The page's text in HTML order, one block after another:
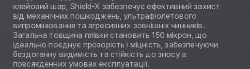
клейовий шар, Shield-X забезпечує ефективний захист
від механічних пошкоджень, ультрафіолетового
випромінювання та агресивних зовнішніх чинників.
Загальна товщина плівки становить 150 мікрон, що
ідеально поєднує прозорість і міцність, забезпечуючи
бездоганну видимість та стійкість до зносу в
повсякденних умовах експлуатації.